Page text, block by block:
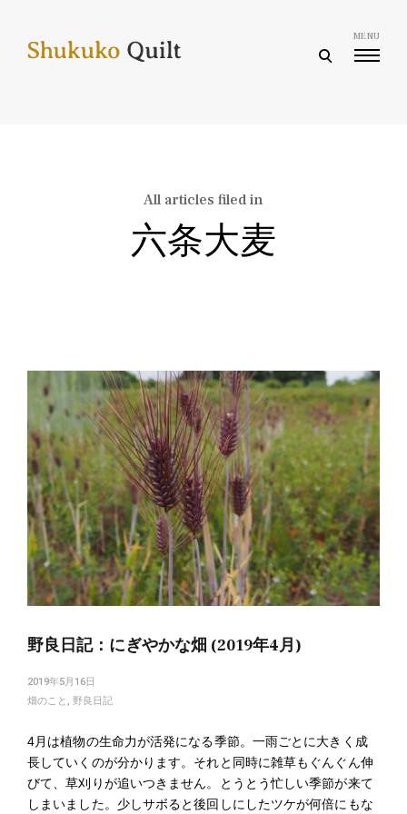
content
open
MENU
All articles filed in
六条大麦
野良日記：にぎやかな畑 (2019年4月)
2019年5月16日
畑のこと , 野良日記
4月は植物の生命力が活発になる季節。一雨ごとに大きく成
長していくのが分かります。それと同時に雑草もぐんぐん伸
びて、草刈りが追いつきません。とうとう忙しい季節が来て
しまいました。少しサボると後回しにしたツケが何倍にもな